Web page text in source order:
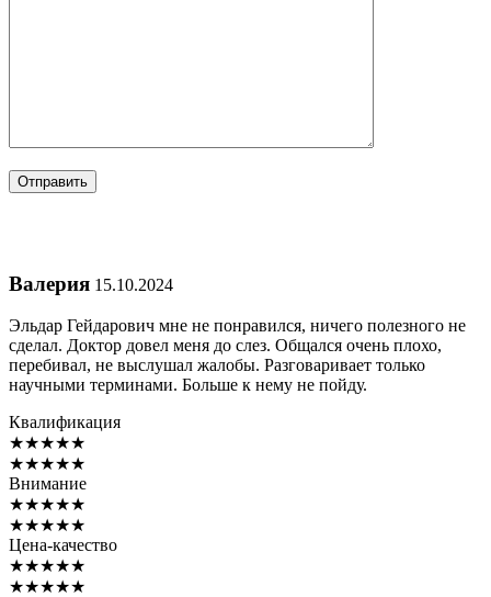
Валерия 15.10.2024
Эльдар Гейдарович мне не понравился, ничего полезного не
сделал. Доктор довел меня до слез. Общался очень плохо,
перебивал, не выслушал жалобы. Разговаривает только
научными терминами. Больше к нему не пойду.
Квалификация
★★★★★
★★★★★
Внимание
★★★★★
★★★★★
Цена-качество
★★★★★
★★★★★